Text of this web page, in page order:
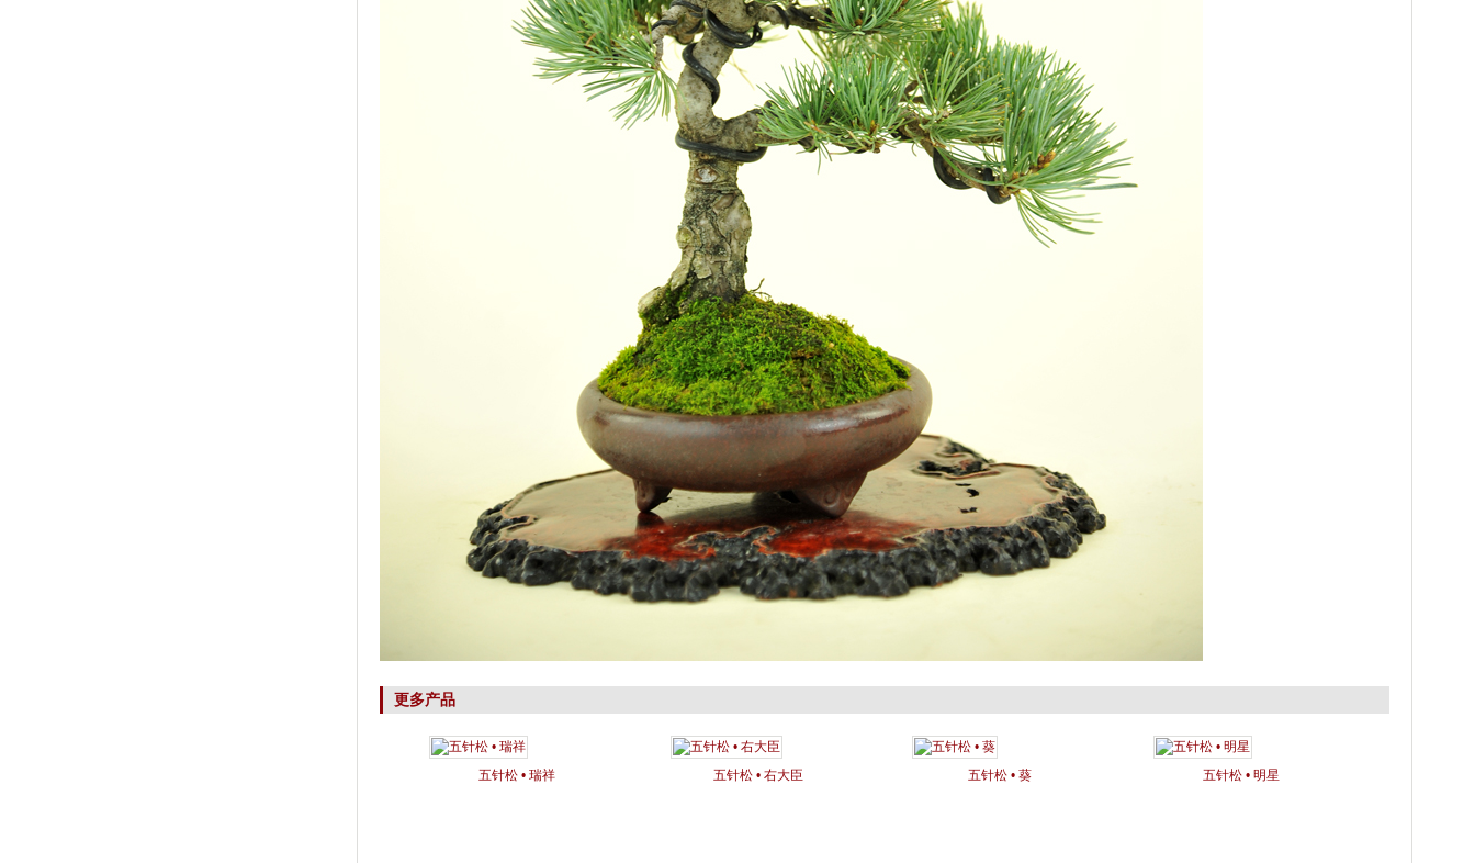
更多产品
五针松 • 瑞祥 五针松 • 右大臣 五针松 • 葵 五针松 • 明星